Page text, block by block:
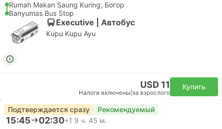
Rumah Makan Saung Kuring, Богор
Banyumas Bus Stop
Executive | Автобус
Kupu Kupu Ayu
USD 11
Налоги включены за взрослого
Купить
Подтверждается сразу Рекомендуемый
15:45 02:30+1 9 ч. 45 м.